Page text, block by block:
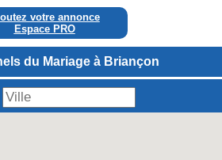
votre annonce
Espace PRO
du Mariage à Briançon